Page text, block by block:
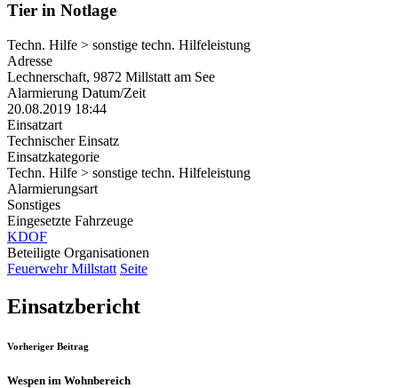
Tier in Notlage
Techn. Hilfe > sonstige techn. Hilfeleistung
Adresse
Lechnerschaft, 9872 Millstatt am See
Alarmierung Datum/Zeit
20.08.2019 18:44
Einsatzart
Technischer Einsatz
Einsatzkategorie
Techn. Hilfe > sonstige techn. Hilfeleistung
Alarmierungsart
Sonstiges
Eingesetzte Fahrzeuge
KDOF
Beteiligte Organisationen
Feuerwehr Millstatt Seite
Einsatzbericht
Vorheriger Beitrag
Wespen im Wohnbereich